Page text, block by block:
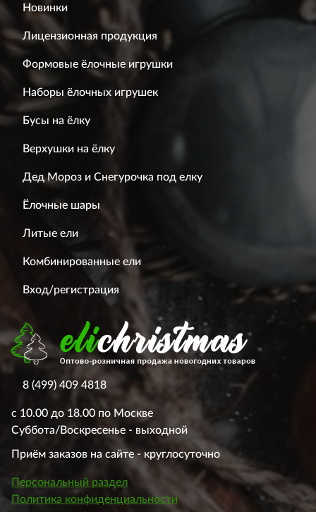
Новинки
Лицензионная продукция
Формовые ёлочные игрушки
Наборы ёлочных игрушек
Бусы на ёлку
Верхушки на ёлку
Дед Мороз и Снегурочка под елку
Ёлочные шары
Литые ели
Комбинированные ели
Вход/регистрация
8 (499) 409 4818
с 10.00 до 18.00 по Москве
Суббота/Воскресенье - выходной
Приём заказов на сайте - круглосуточно
Персональный раздел
Политика конфиденциальности